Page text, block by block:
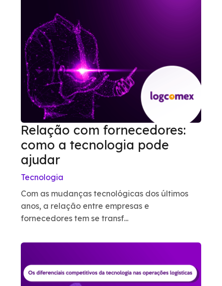
Relação com fornecedores:
como a tecnologia pode
ajudar
Tecnologia
Com as mudanças tecnológicas dos últimos
anos, a relação entre empresas e
fornecedores tem se transf...